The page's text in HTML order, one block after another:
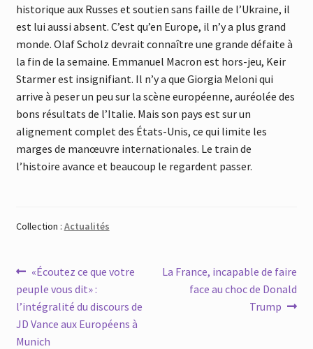
historique aux Russes et soutien sans faille de l’Ukraine, il
est lui aussi absent. C’est qu’en Europe, il n’y a plus grand
monde. Olaf Scholz devrait connaître une grande défaite à
la fin de la semaine. Emmanuel Macron est hors-jeu, Keir
Starmer est insignifiant. Il n’y a que Giorgia Meloni qui
arrive à peser un peu sur la scène européenne, auréolée des
bons résultats de l’Italie. Mais son pays est sur un
alignement complet des États-Unis, ce qui limite les
marges de manœuvre internationales. Le train de
l’histoire avance et beaucoup le regardent passer.
Collection : Actualités
Navigation
de
l’article
Article
précédent :
«Écoutez ce que votre
peuple vous dit» :
l’intégralité du discours de
JD Vance aux Européens à
Munich
Article
suivant :
La France, incapable de faire
face au choc de Donald
Trump